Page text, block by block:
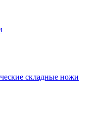
складные ножи